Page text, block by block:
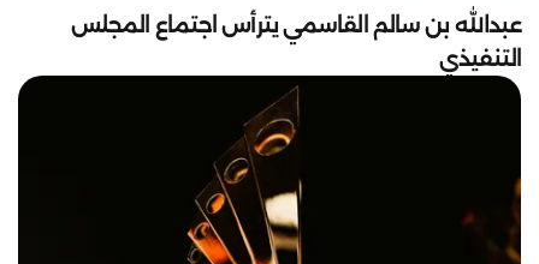
عبدالله بن سالم القاسمي يترأس اجتماع المجلس
التنفيذي